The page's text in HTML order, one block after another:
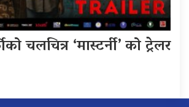
चलचित्र ‘मास्टर्नी’ को ट्रेलर